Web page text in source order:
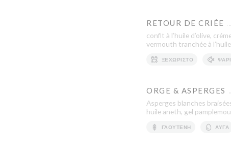
RETOUR DE CRIÉE
confit à l’huile d’olive,
vermouth tranchée à
ΞΕΧΩΡΙΣΤΌ ΨΆΡΙ
ORGE & ASPERGES
Asperges blanches
huile aneth, gel
ΓΛΟΥΤΈΝΗ ΑΥΓΆ